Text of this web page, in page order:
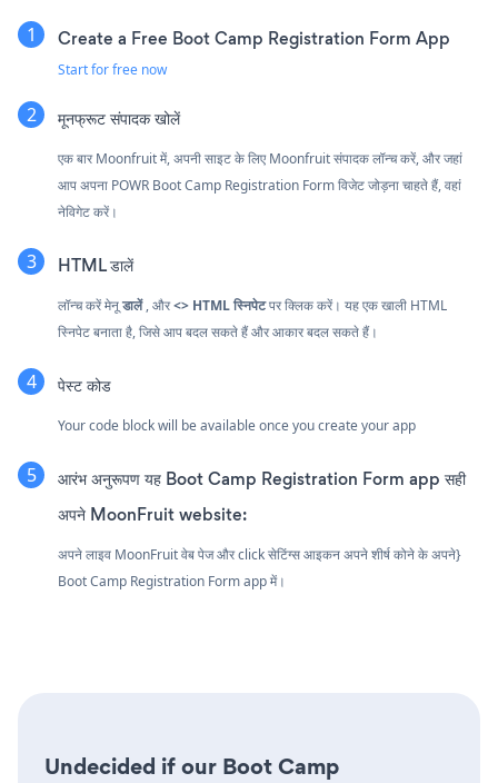
Create a Free Boot Camp Registration Form App
Start for free now
मूनफ्रूट संपादक खोलें
एक बार Moonfruit में, अपनी साइट के लिए Moonfruit संपादक लॉन्च करें, और जहां
आप अपना POWR Boot Camp Registration Form विजेट जोड़ना चाहते हैं, वहां
नेविगेट करें।
HTML डालें
लॉन्च करेंमेनूडालें, और<> HTML स्निपेटपर क्लिक करें। यह एक खाली HTML
स्निपेट बनाता है, जिसे आप बदल सकते हैं और आकार बदल सकते हैं।
पेस्ट कोड
Your code block will be available once you create your app
आरंभ अनुरूपण यह Boot Camp Registration Form app सही
अपने MoonFruit website:
अपने लाइव MoonFruit वेब पेज और click सेटिंग्स आइकनअपने शीर्ष कोने के अपने}
Boot Camp Registration Form app में।
Undecided if our Boot Camp